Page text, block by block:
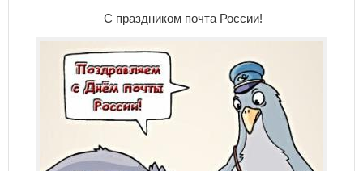
С праздником почта России!